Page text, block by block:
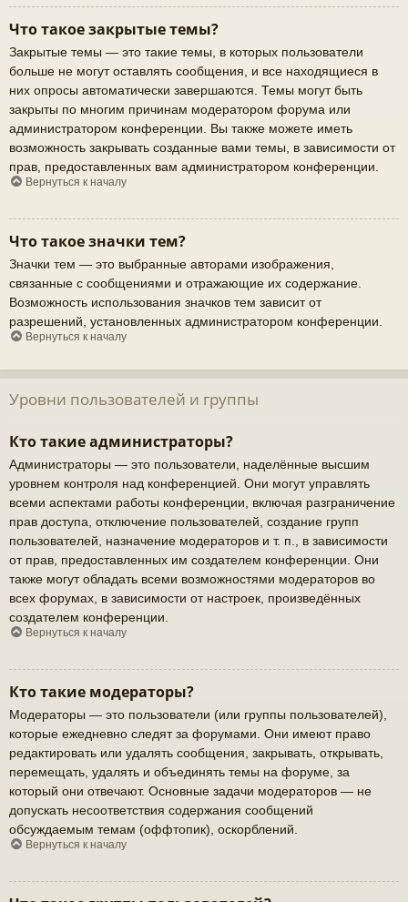
Что такое закрытые темы?
Закрытые темы — это такие темы, в которых пользователи
больше не могут оставлять сообщения, и все находящиеся в
них опросы автоматически завершаются. Темы могут быть
закрыты по многим причинам модератором форума или
администратором конференции. Вы также можете иметь
возможность закрывать созданные вами темы, в зависимости от
прав, предоставленных вам администратором конференции.
Вернуться к началу
Что такое значки тем?
Значки тем — это выбранные авторами изображения,
связанные с сообщениями и отражающие их содержание.
Возможность использования значков тем зависит от
разрешений, установленных администратором конференции.
Вернуться к началу
Уровни пользователей и группы
Кто такие администраторы?
Администраторы — это пользователи, наделённые высшим
уровнем контроля над конференцией. Они могут управлять
всеми аспектами работы конференции, включая разграничение
прав доступа, отключение пользователей, создание групп
пользователей, назначение модераторов и т. п., в зависимости
от прав, предоставленных им создателем конференции. Они
также могут обладать всеми возможностями модераторов во
всех форумах, в зависимости от настроек, произведённых
создателем конференции.
Вернуться к началу
Кто такие модераторы?
Модераторы — это пользователи (или группы пользователей),
которые ежедневно следят за форумами. Они имеют право
редактировать или удалять сообщения, закрывать, открывать,
перемещать, удалять и объединять темы на форуме, за
который они отвечают. Основные задачи модераторов — не
допускать несоответствия содержания сообщений
обсуждаемым темам (оффтопик), оскорблений.
Вернуться к началу